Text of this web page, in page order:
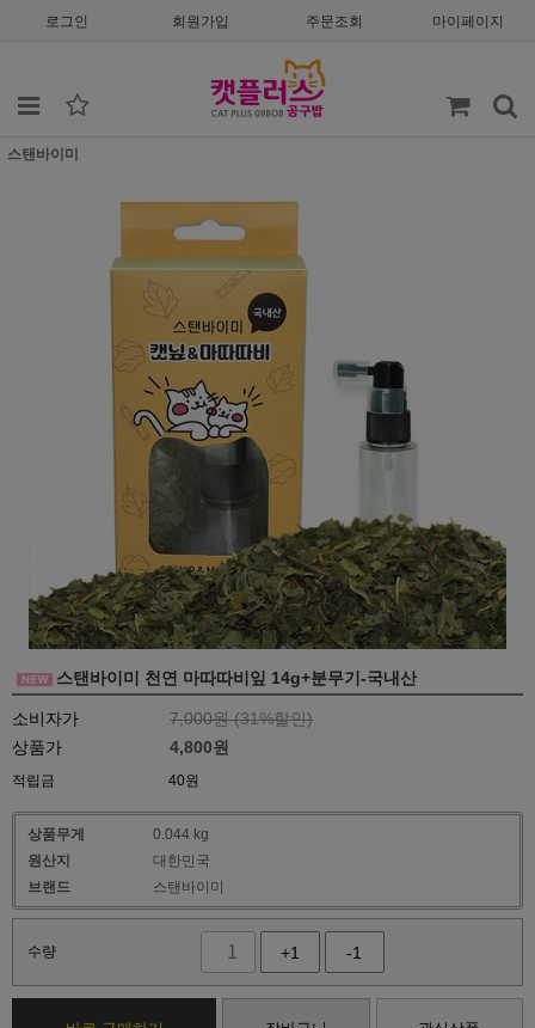
로그인 회원가입 주문조회 마이페이지
스탠바이미
스탠바이미 천연 마따따비잎 14g+분무기-국내산
소비자가 7,000원 (31%할인)
상품가
4,800원
적립금 40원
상품무게
0.044 kg
원산지
대한민국
브랜드
스탠바이미
수량 +1 -1